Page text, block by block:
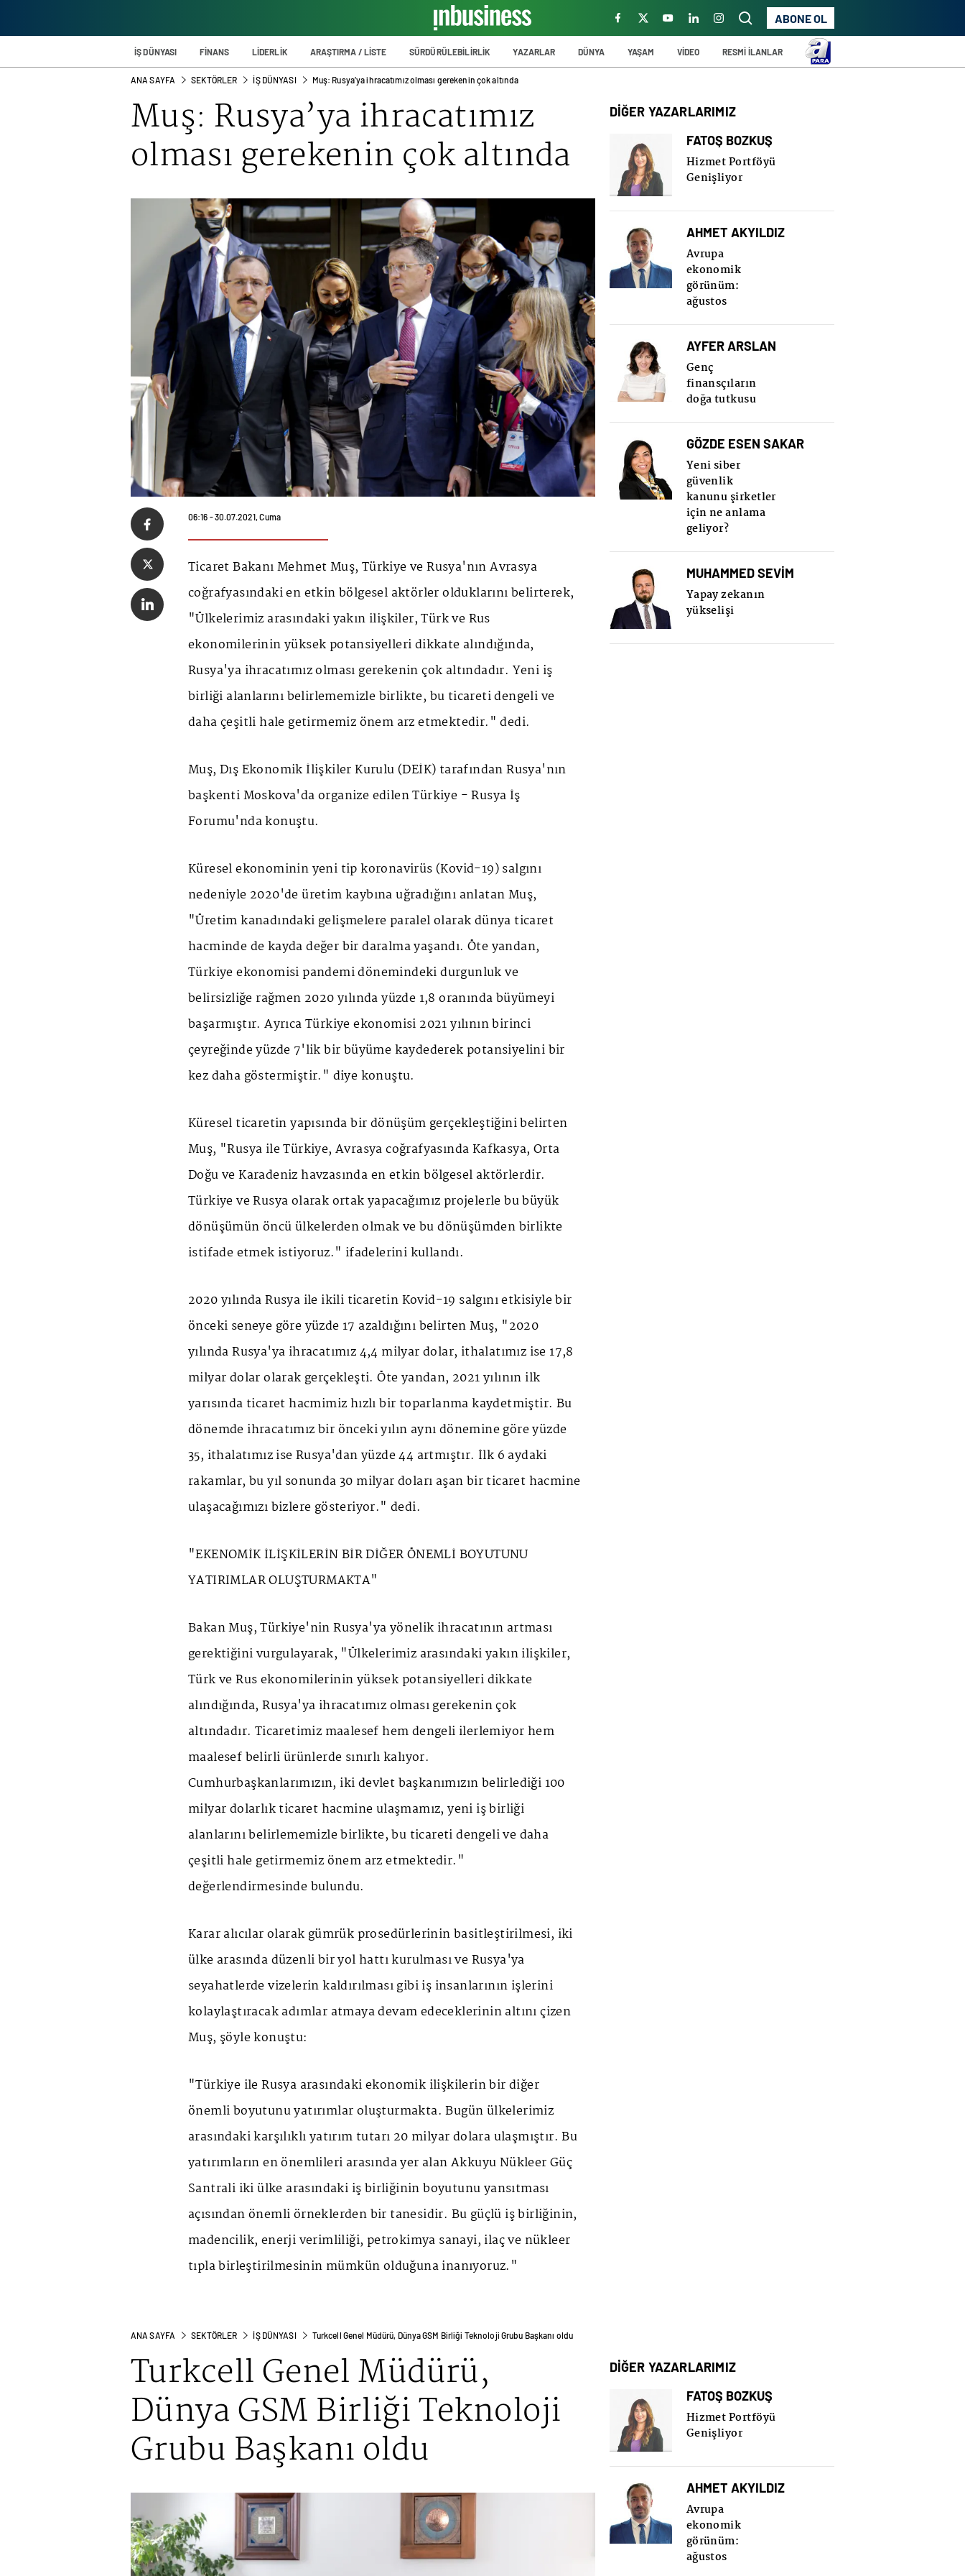
ABONE OL
İŞ DÜNYASI FİNANS LİDERLİK ARAŞTIRMA / LİSTE SÜRDÜRÜLEBİLİRLİK YAZARLAR DÜNYA YAŞAM VİDEO RESMİ İLANLAR
ANA SAYFA SEKTÖRLER İŞ DÜNYASI Muş: Rusya’ya ihracatımız olması gerekenin çok altında
Muş: Rusya’ya ihracatımız
olması gerekenin çok altında
06:16 - 30.07.2021, Cuma
Ticaret Bakanı Mehmet Muş, Türkiye ve Rusya'nın Avrasya
coğrafyasındaki en etkin bölgesel aktörler olduklarını belirterek,
"Ülkelerimiz arasındaki yakın ilişkiler, Türk ve Rus
ekonomilerinin yüksek potansiyelleri dikkate alındığında,
Rusya'ya ihracatımız olması gerekenin çok altındadır. Yeni iş
birliği alanlarını belirlememizle birlikte, bu ticareti dengeli ve
daha çeşitli hale getirmemiz önem arz etmektedir." dedi.
Muş, Dış Ekonomik İlişkiler Kurulu (DEİK) tarafından Rusya'nın
başkenti Moskova'da organize edilen Türkiye - Rusya İş
Forumu'nda konuştu.
Küresel ekonominin yeni tip koronavirüs (Kovid-19) salgını
nedeniyle 2020'de üretim kaybına uğradığını anlatan Muş,
"Üretim kanadındaki gelişmelere paralel olarak dünya ticaret
hacminde de kayda değer bir daralma yaşandı. Öte yandan,
Türkiye ekonomisi pandemi dönemindeki durgunluk ve
belirsizliğe rağmen 2020 yılında yüzde 1,8 oranında büyümeyi
başarmıştır. Ayrıca Türkiye ekonomisi 2021 yılının birinci
çeyreğinde yüzde 7'lik bir büyüme kaydederek potansiyelini bir
kez daha göstermiştir." diye konuştu.
Küresel ticaretin yapısında bir dönüşüm gerçekleştiğini belirten
Muş, "Rusya ile Türkiye, Avrasya coğrafyasında Kafkasya, Orta
Doğu ve Karadeniz havzasında en etkin bölgesel aktörlerdir.
Türkiye ve Rusya olarak ortak yapacağımız projelerle bu büyük
dönüşümün öncü ülkelerden olmak ve bu dönüşümden birlikte
istifade etmek istiyoruz." ifadelerini kullandı.
2020 yılında Rusya ile ikili ticaretin Kovid-19 salgını etkisiyle bir
önceki seneye göre yüzde 17 azaldığını belirten Muş, "2020
yılında Rusya'ya ihracatımız 4,4 milyar dolar, ithalatımız ise 17,8
milyar dolar olarak gerçekleşti. Öte yandan, 2021 yılının ilk
yarısında ticaret hacmimiz hızlı bir toparlanma kaydetmiştir. Bu
dönemde ihracatımız bir önceki yılın aynı dönemine göre yüzde
35, ithalatımız ise Rusya'dan yüzde 44 artmıştır. İlk 6 aydaki
rakamlar, bu yıl sonunda 30 milyar doları aşan bir ticaret hacmine
ulaşacağımızı bizlere gösteriyor." dedi.
"EKENOMİK İLİŞKİLERİN BİR DİĞER ÖNEMLİ BOYUTUNU
YATIRIMLAR OLUŞTURMAKTA"
Bakan Muş, Türkiye'nin Rusya'ya yönelik ihracatının artması
gerektiğini vurgulayarak, "Ülkelerimiz arasındaki yakın ilişkiler,
Türk ve Rus ekonomilerinin yüksek potansiyelleri dikkate
alındığında, Rusya'ya ihracatımız olması gerekenin çok
altındadır. Ticaretimiz maalesef hem dengeli ilerlemiyor hem
maalesef belirli ürünlerde sınırlı kalıyor.
Cumhurbaşkanlarımızın, iki devlet başkanımızın belirlediği 100
milyar dolarlık ticaret hacmine ulaşmamız, yeni iş birliği
alanlarını belirlememizle birlikte, bu ticareti dengeli ve daha
çeşitli hale getirmemiz önem arz etmektedir."
değerlendirmesinde bulundu.
Karar alıcılar olarak gümrük prosedürlerinin basitleştirilmesi, iki
ülke arasında düzenli bir yol hattı kurulması ve Rusya'ya
seyahatlerde vizelerin kaldırılması gibi iş insanlarının işlerini
kolaylaştıracak adımlar atmaya devam edeceklerinin altını çizen
Muş, şöyle konuştu:
"Türkiye ile Rusya arasındaki ekonomik ilişkilerin bir diğer
önemli boyutunu yatırımlar oluşturmakta. Bugün ülkelerimiz
arasındaki karşılıklı yatırım tutarı 20 milyar dolara ulaşmıştır. Bu
yatırımların en önemlileri arasında yer alan Akkuyu Nükleer Güç
Santrali iki ülke arasındaki iş birliğinin boyutunu yansıtması
açısından önemli örneklerden bir tanesidir. Bu güçlü iş birliğinin,
madencilik, enerji verimliliği, petrokimya sanayi, ilaç ve nükleer
tıpla birleştirilmesinin mümkün olduğuna inanıyoruz."
DİĞER YAZARLARIMIZ
FATOŞ BOZKUŞ
Hizmet Portföyü
Genişliyor
AHMET AKYILDIZ
Avrupa
ekonomik
görünüm:
ağustos
AYFER ARSLAN
Genç
finansçıların
doğa tutkusu
GÖZDE ESEN SAKAR
Yeni siber
güvenlik
kanunu şirketler
için ne anlama
geliyor?
MUHAMMED SEVİM
Yapay zekanın
yükselişi
ANA SAYFA SEKTÖRLER İŞ DÜNYASI Turkcell Genel Müdürü, Dünya GSM Birliği Teknoloji Grubu Başkanı oldu
Turkcell Genel Müdürü,
Dünya GSM Birliği Teknoloji
Grubu Başkanı oldu
DİĞER YAZARLARIMIZ
FATOŞ BOZKUŞ
Hizmet Portföyü
Genişliyor
AHMET AKYILDIZ
Avrupa
ekonomik
görünüm:
ağustos